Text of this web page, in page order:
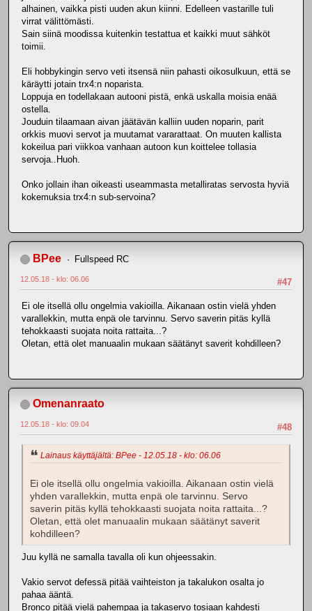
alhainen, vaikka pisti uuden akun kiinni. Edelleen vastarille tuli
virrat välittömästi.
Sain siinä moodissa kuitenkin testattua et kaikki muut sähköt
toimii.
Eli hobbykingin servo veti itsensä niin pahasti oikosulkuun, että se
käräytti jotain trx4:n noparista.
Loppuja en todellakaan autooni pistä, enkä uskalla moisia enää
ostella.
Jouduin tilaamaan aivan jäätävän kalliin uuden noparin, parit
orkkis muovi servot ja muutamat vararattaat. On muuten kallista
kokeilua pari viikkoa vanhaan autoon kun koittelee tollasia
servoja..Huoh.
Onko jollain ihan oikeasti useammasta metalliratas servosta hyviä
kokemuksia trx4:n sub-servoina?
BPee Fullspeed RC
#47
12.05.18 - klo: 06.06
Ei ole itsellä ollu ongelmia vakioilla. Aikanaan ostin vielä yhden
varallekkin, mutta enpä ole tarvinnu. Servo saverin pitäs kyllä
tehokkaasti suojata noita rattaita...?
Oletan, että olet manuaalin mukaan säätänyt saverit kohdilleen?
Omenanraato
#48
12.05.18 - klo: 09.04
Lainaus käyttäjältä: BPee - 12.05.18 - klo: 06.06
Ei ole itsellä ollu ongelmia vakioilla. Aikanaan ostin vielä
yhden varallekkin, mutta enpä ole tarvinnu. Servo
saverin pitäs kyllä tehokkaasti suojata noita rattaita...?
Oletan, että olet manuaalin mukaan säätänyt saverit
kohdilleen?
Juu kyllä ne samalla tavalla oli kun ohjeessakin.
Vakio servot defessä pitää vaihteiston ja takalukon osalta jo
pahaa ääntä.
Bronco pitää vielä pahempaa ja takaservo tosiaan kahdesti